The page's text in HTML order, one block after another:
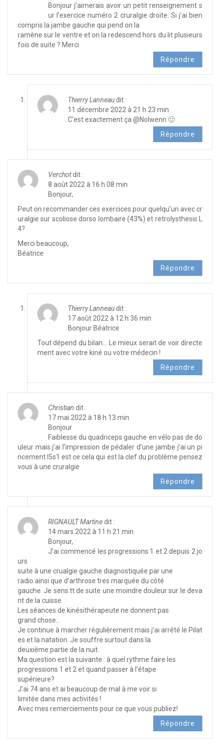
Bonjour j’aimerais avoir un petit renseignement s
ur l’exercice numéro 2 cruralgie droite. Si j’ai bien
compris la jambe gauche qui pend on la
ramène sur le ventre et on la redescend hors du lit plusieurs
fois de suite ? Merci
Répondre
Thierry Lanneaudit :
11 décembre 2022 à 21 h 23 min
C’est exactement ça @Nolwenn 🙂
Répondre
Verchotdit :
8 août 2022 à 16 h 08 min
Bonjour,
Peut on recommander ces exercices pour quelqu’un avec cr
uralgie sur scoliose dorso lombaire (43%) et retrolysthesis L
4?
Merci beaucoup,
Béatrice
Répondre
Thierry Lanneaudit :
17 août 2022 à 12 h 36 min
Bonjour Béatrice
Tout dépend du bilan… Le mieux serait de voir directe
ment avec votre kiné ou votre médecin !
Répondre
Christian dit :
17 mai 2022 à 18 h 13 min
Bonjour
Faiblesse du quadriceps gauche en vélo pas de do
uleur mais j’ai l’impression de pédaler d’une jambe j’ai un pi
ncement l5s1 est ce cela qui est la clef du problème pensez
vous à une cruralgie
Répondre
RIGNAULT Martinedit :
14 mars 2022 à 11 h 21 min
Bonjour,
J’ai commencé les progressions 1 et 2 depuis 2 jo
urs
suite à une crualgie gauche diagnostiquée par une
radio ainsi que d’arthrose tres marquée du côté
gauche. Je sens tt de suite une moindre douleur sur le deva
nt de la cuisse.
Les séances de kinésithérapeute ne donnent pas
grand chose…
Je continue à marcher régulièrement mais j’ai arrêté le Pilat
es et la natation. Je souffre surtout dans la
deuxième partie de la nuit.
Ma question est la suivante : à quel rythme faire les
progressions 1 et 2 et quand passer à l’étape
supérieure?
J’ai 74 ans et ai beaucoup de mal à me voir si
limitée dans mes activités !
Avec mes remerciements pour ce que vous publiez!
Répondre